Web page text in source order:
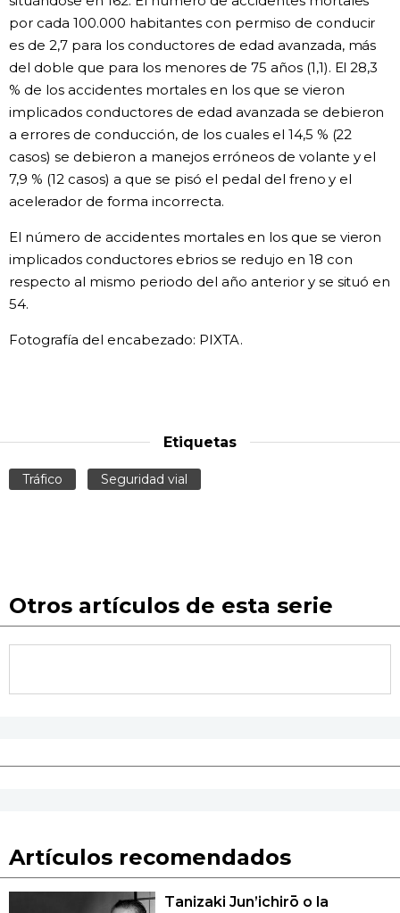
por cada 100.000 habitantes con permiso de conducir
es de 2,7 para los conductores de edad avanzada, más
del doble que para los menores de 75 años (1,1). El 28,3
% de los accidentes mortales en los que se vieron
implicados conductores de edad avanzada se debieron
a errores de conducción, de los cuales el 14,5 % (22
casos) se debieron a manejos erróneos de volante y el
7,9 % (12 casos) a que se pisó el pedal del freno y el
acelerador de forma incorrecta.
El número de accidentes mortales en los que se vieron
implicados conductores ebrios se redujo en 18 con
respecto al mismo periodo del año anterior y se situó en
54.
Fotografía del encabezado: PIXTA.
Etiquetas
Tráfico Seguridad vial
Otros artículos de esta serie
Artículos recomendados
Tanizaki Jun’ichirō o la